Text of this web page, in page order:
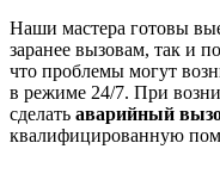
Наши мастера готовы
заранее вызовам, так и
что проблемы могут
в режиме 24/7. При
сделать аварийный
квалифицированную